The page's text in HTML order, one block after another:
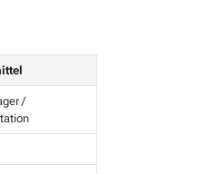
/